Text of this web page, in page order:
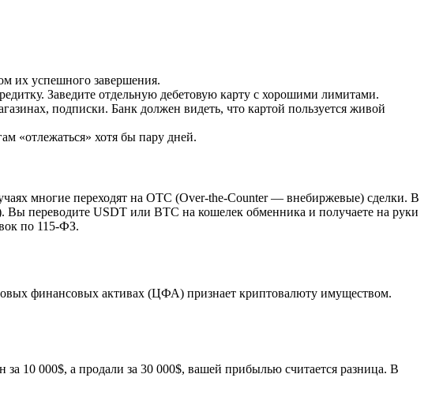
их успешного завершения.
Заведите отдельную дебетовую карту с хорошими лимитами.
подписки. Банк должен видеть, что картой пользуется живой
«отлежаться» хотя бы пару дней.
многие переходят на OTC (Over-the-Counter — внебиржевые) сделки. В
переводите USDT или BTC на кошелек обменника и получаете на руки
по 115-ФЗ.
финансовых активах (ЦФА) признает криптовалюту имуществом.
10 000$, а продали за 30 000$, вашей прибылью считается разница. В